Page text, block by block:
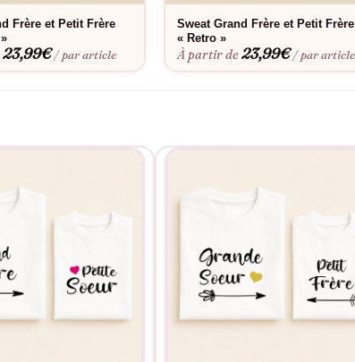
de nombreux lavages. Parfait pour créer des looks
Frère et Petit Frère
23,99€ / par article
Sweat Grand Frère et Petit Frère
« Retro »
À partir de23,99€ / par article